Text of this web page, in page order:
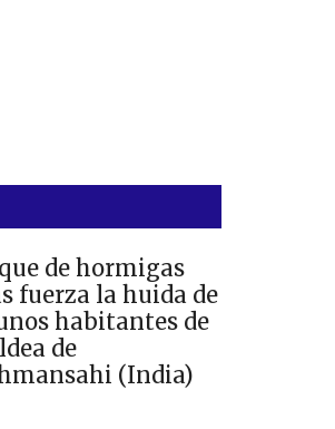
de hormigas
fuerza la huida de
habitantes de
de
(India)